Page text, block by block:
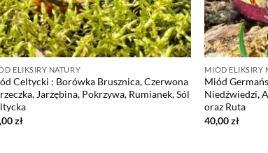
ELIKSIRY NATURY
Celtycki : Borówka Brusznica, Czerwona
Jarzębina, Pokrzywa, Rumianek, Sól
zł
MIÓD ELIKSIRY
Miód
Niedźwiedzi,
oraz Ruta
40,00zł